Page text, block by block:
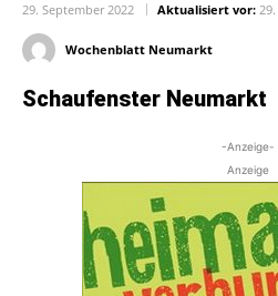
29. September 2022 Aktualisiert vor:
Wochenblatt Neumarkt
Schaufenster Neumarkt
-Anzeige-
Anzeige